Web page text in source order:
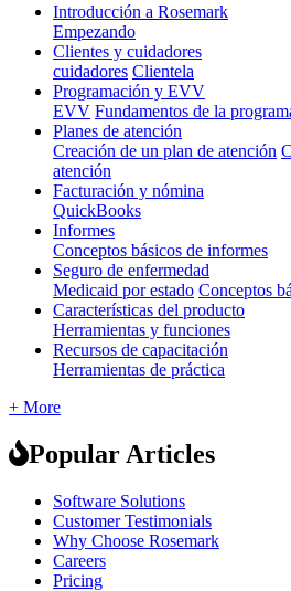
Introducción a Rosemark
Empezando
Clientes y cuidadores
cuidadores Clientela
Programación y EVV
EVV Fundamentos de la
Planes de atención
Creación de un plan de atención
atención
Facturación y nómina
QuickBooks
Informes
Conceptos básicos de informes
Seguro de enfermedad
Medicaid por estado Conceptos
Características del producto
Herramientas y funciones
Recursos de capacitación
Herramientas de práctica
+ More
Popular Articles
Software Solutions
Customer Testimonials
Why Choose Rosemark
Careers
Pricing